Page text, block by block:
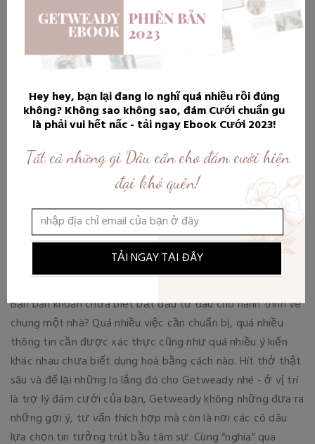
KẾ HOẠCH CƯỚI
Loay hoay tìm thông tin chuẩn bị
đám cưới - Getweady cùng dịch
vụ tư vấn toàn diện luôn sẵn
sàng!
JULY 22, 2022
Bạn băn khoăn chưa biết bắt đầu từ đâu cho hành trình về
chung một nhà? Quá nhiều việc cần chuẩn bị, quá nhiều
thông tin cần được xác thực cũng như quá nhiều ý kiến
khác nhau chưa biết dung hoà bằng cách nào. Hít thở thật
sâu và để lại những lo lắng đó cho Getweady nhé - ở vị trí
là trợ lý đám cưới của bạn, Getweady không những đưa ra
những gợi ý, tư vấn thích hợp mà còn là nơi các cô dâu
lựa chọn tin tưởng trút bầu tâm sự. Cùng “nghía" qua
Hey hey, bạn lại đang lo nghĩ quá nhiều rồi đúng
không? Không sao không sao, đám Cưới chuẩn gu
là phải vui hết nấc - tải ngay Ebook Cưới 2023!
Tất cả những gì Dâu cần cho đám cưới hiện
đại khó quên!
TẢI NGAY TẠI ĐÂY